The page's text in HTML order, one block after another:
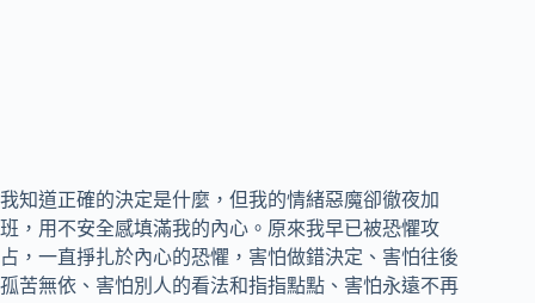
我知道正確的決定是什麼，但我的情緒惡魔卻徹夜加
班，用不安全感填滿我的內心。原來我早已被恐懼攻
占，一直掙扎於內心的恐懼，害怕做錯決定、害怕往後
孤苦無依、害怕別人的看法和指指點點、害怕永遠不再